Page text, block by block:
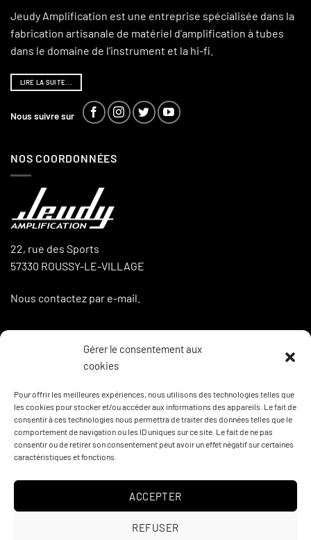
Gérer le consentement aux
cookies
Pour offrir les meilleures expériences, nous utilisons des technologies telles que
les cookies pour stocker et/ou accéder aux informations des appareils. Le fait de
consentir à ces technologies nous permettra de traiter des données telles que le
comportement de navigation ou les ID uniques sur ce site. Le fait de ne pas
consentir ou de retirer son consentement peut avoir un effet négatif sur certaines
caractéristiques et fonctions.
ACCEPTER
REFUSER
Jeudy Amplification est une entreprise spécialisée dans la
fabrication artisanale de matériel d’amplification à tubes
dans le domaine de l’instrument et la hi-fi.
LIRE LA SUITE...
Nous suivre sur
NOS COORDONNÉES
22, rue des Sports
57330 ROUSSY-LE-VILLAGE
Nous contactez par e-mail.
Boutique
Mon compte
Panier